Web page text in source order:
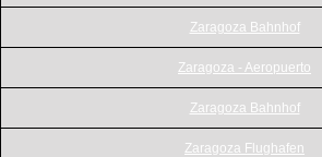
Zaragoza Bahnhof
Zaragoza - Aeropuerto
Zaragoza Bahnhof
Zaragoza Flughafen